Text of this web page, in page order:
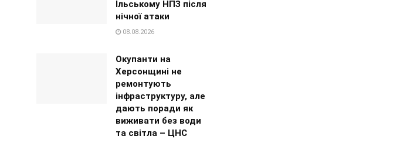
Ільському НПЗ після
нічної атаки
08.08.2026
Окупанти на
Херсонщині не
ремонтують
інфраструктуру, але
дають поради як
виживати без води
та світла – ЦНС